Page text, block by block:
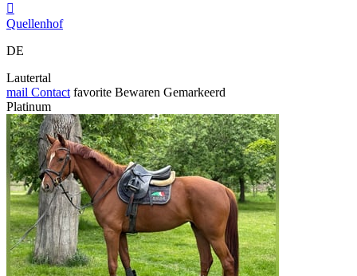

Quellenhof
DE
Lautertal
mail Contact favorite Bewaren Gemarkeerd
Platinum